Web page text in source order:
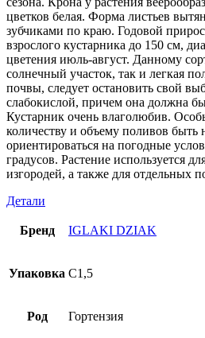
цветков белая. Форма листьев
зубчиками по краю. Годовой
взрослого кустарника до 150 см,
цветения июль-август. Данному
солнечный участок, так и легкая
почвы, следует остановить свой
слабокислой, причем она должна
Кустарник очень влаголюбив.
количеству и объему поливов быть
ориентироваться на погодные
градусов. Растение используется
изгородей, а также для отдельных
Детали
Бренд IGLAKI DZIAK
Упаковка C1,5
Род Гортензия